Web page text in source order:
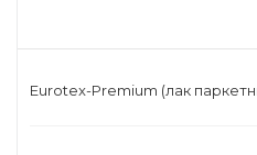
Eurotex-Premium (лак